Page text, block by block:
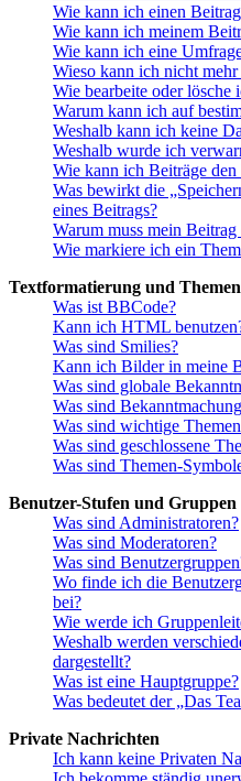
Wie kann ich einen
Wie kann ich meinem
Wie kann ich eine
Wieso kann ich nicht
Wie bearbeite oder lösche
Warum kann ich auf
Weshalb kann ich keine
Weshalb wurde ich
Wie kann ich Beiträge
Was bewirkt die
eines Beitrags?
Warum muss mein
Wie markiere ich ein
Textformatierung und
Was ist BBCode?
Kann ich HTML
Was sind Smilies?
Kann ich Bilder in meine
Was sind globale
Was sind
Was sind wichtige
Was sind geschlossene
Was sind Themen-
Benutzer-Stufen und Gruppen
Was sind Administratoren?
Was sind Moderatoren?
Was sind
Wo finde ich die
bei?
Wie werde ich
Weshalb werden
dargestellt?
Was ist eine Hauptgruppe?
Was bedeutet der „Das
Private Nachrichten
Ich kann keine Privaten